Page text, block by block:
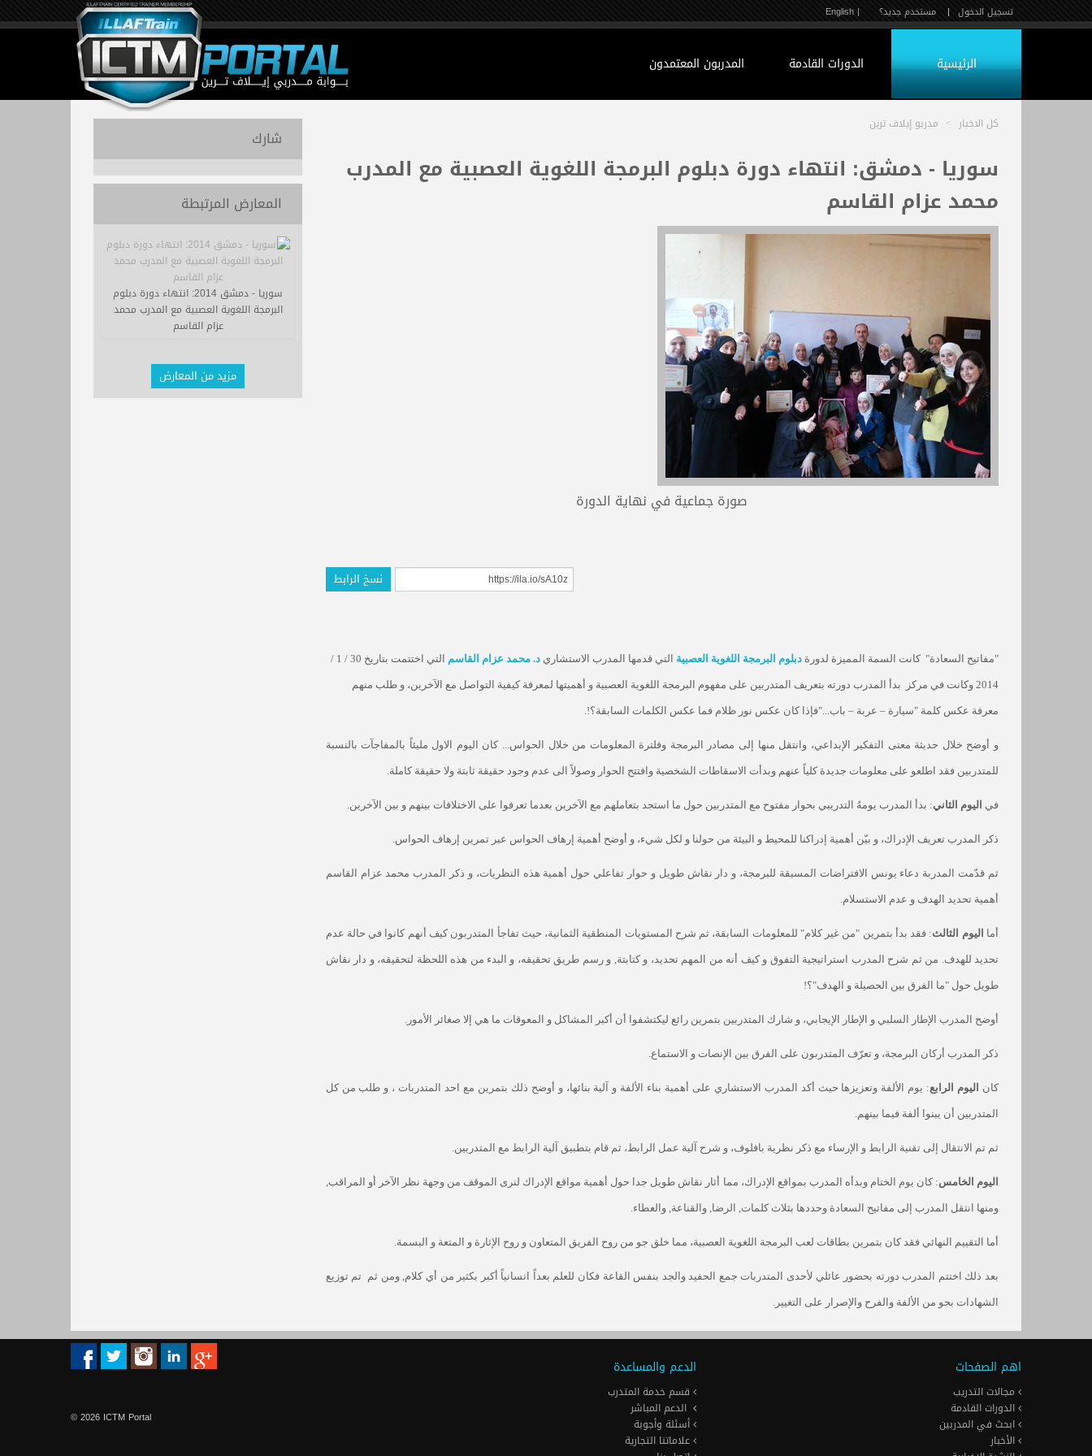
تسجيل الدخول | مستخدم جديد؟ | English
الرئيسية الدورات القادمة المدربون المعتمدون
كل الاخبار > مدربو إيلاف ترين
سوريا - دمشق: انتهاء دورة دبلوم البرمجة اللغوية العصبية مع المدرب
محمد عزام القاسم
صورة جماعية في نهاية الدورة
نسخ الرابط
"مفاتيح السعادة" كانت السمة المميزة لدورة دبلوم البرمجة اللغوية العصبية التي قدمها المدرب الاستشاري د. محمد عزام القاسم التي اختتمت بتاريخ 30 / 1 /
2014 وكانت في مركز بدأ المدرب دورته بتعريف المتدربين على مفهوم البرمجة اللغوية العصبية و أهميتها لمعرفة كيفية التواصل مع الآخرين، و طلب منهم
معرفة عكس كلمة "سيارة – عربة – باب..."فإذا كان عكس نور ظلام فما عكس الكلمات السابقة؟!.
و أوضح خلال حديثة معنى التفكير الإبداعي، وانتقل منها إلى مصادر البرمجة وفلترة المعلومات من خلال الحواس... كان اليوم الاول مليئاً بالمفاجآت بالنسبة
للمتدربين فقد اطلعو على معلومات جديدة كلياً عنهم وبدأت الاسقاطات الشخصية وافتتح الحوار وصولاً الى عدم وجود حقيقة ثابتة ولا حقيقة كاملة.
في اليوم الثاني: بدأ المدرب يومهُ التدريبي بحوار مفتوح مع المتدربين حول ما استجد بتعاملهم مع الآخرين بعدما تعرفوا على الاختلافات بينهم و بين الآخرين.
ذكر المدرب تعريف الإدراك، و بيّن أهمية إدراكنا للمحيط و البيئة من حولنا و لكل شيء، و أوضح أهمية إرهاف الحواس عبر تمرين إرهاف الحواس.
ثم قدّمت المدربة دعاء يونس الافتراضات المسبقة للبرمجة، و دار نقاش طويل و حوار تفاعلي حول أهمية هذه النظريات، و ذكر المدرب محمد عزام القاسم
أهمية تحديد الهدف و عدم الاستسلام.
أما اليوم الثالث: فقد بدأ بتمرين "من غير كلام" للمعلومات السابقة، ثم شرح المستويات المنطقية الثمانية، حيث تفاجأ المتدربون كيف أنهم كانوا في حالة عدم
تحديد للهدف. من ثم شرح المدرب استراتيجية التفوق و كيف أنه من المهم تحديد، و كتابتة, و رسم طريق تحقيقه، و البدء من هذه اللحظة لتحقيقه، و دار نقاش
طويل حول "ما الفرق بين الحصيلة و الهدف"؟!
أوضح المدرب الإطار السلبي و الإطار الإيجابي، و شارك المتدربين بتمرين رائع ليكتشفوا أن أكبر المشاكل و المعوقات ما هي إلا صغائر الأمور.
ذكر المدرب أركان البرمجة، و تعرّف المتدربون على الفرق بين الإنصات و الاستماع.
كان اليوم الرابع: يوم الألفة وتعزيزها حيث أكد المدرب الاستشاري على أهمية بناء الألفة و آلية بنائها، و أوضح ذلك بتمرين مع احد المتدربات ، و طلب من كل
المتدربين أن يبنوا ألفة فيما بينهم.
ثم تم الانتقال إلى تقنية الرابط و الإرساء مع ذكر نظرية بافلوف، و شرح آلية عمل الرابط، ثم قام بتطبيق آلية الرابط مع المتدربين.
اليوم الخامس: كان يوم الختام وبدأه المدرب بمواقع الإدراك، مما أثار نقاش طويل جدا حول أهمية مواقع الإدراك لنرى الموقف من وجهة نظر الآخر أو المراقب,
ومنها انتقل المدرب إلى مفاتيح السعادة وحددها بثلاث كلمات, الرضا, والقناعة, والعطاء.
أما التقييم النهائي فقد كان بتمرين بطاقات لعب البرمجة اللغوية العصبية، مما خلق جو من روح الفريق المتعاون و روح الإثارة و المتعة و البسمة.
بعد ذلك اختتم المدرب دورته بحضور عائلي لأحدى المتدربات جمع الحفيد والجد بنفس القاعة فكان للعلم بعداً انسانياً أكبر بكثير من أي كلام, ومن ثم تم توزيع
الشهادات بجو من الألفة والفرح والإصرار على التغيير.
شارك
المعارض المرتبطة
سوريا - دمشق 2014: انتهاء دورة دبلوم
البرمجة اللغوية العصبية مع المدرب محمد
عزام القاسم
مزيد من المعارض
اهم الصفحات
مجالات التدريب
الدورات القادمة
ابحث في المدربين
الأخبار
الدعم والمساعدة
قسم خدمة المتدرب
الدعم المباشر
أسئلة وأجوبة
علاماتنا التجارية
© 2026 ICTM Portal